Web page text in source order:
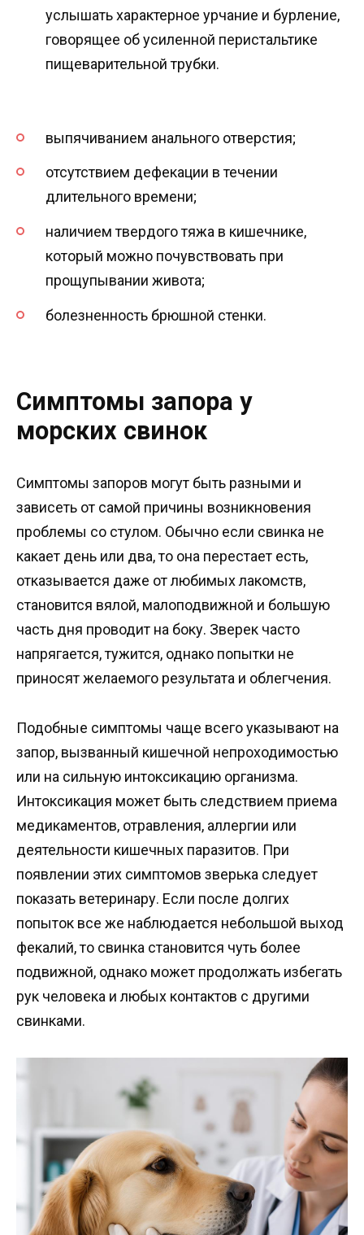
услышать характерное урчание и бурление,
говорящее об усиленной перистальтике
пищеварительной трубки.
выпячиванием анального отверстия;
отсутствием дефекации в течении
длительного времени;
наличием твердого тяжа в кишечнике,
который можно почувствовать при
прощупывании живота;
болезненность брюшной стенки.
Симптомы запора у
морских свинок
Симптомы запоров могут быть разными и
зависеть от самой причины возникновения
проблемы со стулом. Обычно если свинка не
какает день или два, то она перестает есть,
отказывается даже от любимых лакомств,
становится вялой, малоподвижной и большую
часть дня проводит на боку. Зверек часто
напрягается, тужится, однако попытки не
приносят желаемого результата и облегчения.
Подобные симптомы чаще всего указывают на
запор, вызванный кишечной непроходимостью
или на сильную интоксикацию организма.
Интоксикация может быть следствием приема
медикаментов, отравления, аллергии или
деятельности кишечных паразитов. При
появлении этих симптомов зверька следует
показать ветеринару. Если после долгих
попыток все же наблюдается небольшой выход
фекалий, то свинка становится чуть более
подвижной, однако может продолжать избегать
рук человека и любых контактов с другими
свинками.